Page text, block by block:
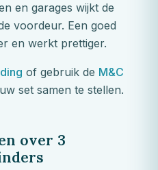
en garages wijkt de
voordeur. Een goed
en werkt prettiger.
of gebruik de M&C
set samen te stellen.
over 3